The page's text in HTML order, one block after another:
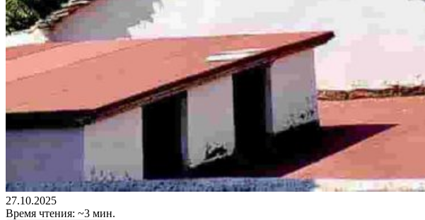
27.10.2025
Время чтения: ~3 мин.